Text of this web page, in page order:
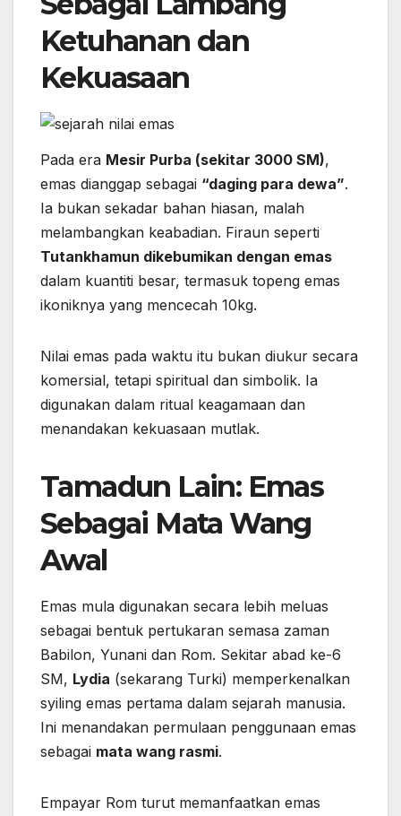
Ketuhanan dan
Kekuasaan
Pada era Mesir Purba (sekitar 3000 SM),
emas dianggap sebagai “daging para dewa”.
Ia bukan sekadar bahan hiasan, malah
melambangkan keabadian. Firaun seperti
Tutankhamun dikebumikan dengan emas
dalam kuantiti besar, termasuk topeng emas
ikoniknya yang mencecah 10kg.
Nilai emas pada waktu itu bukan diukur secara
komersial, tetapi spiritual dan simbolik. Ia
digunakan dalam ritual keagamaan dan
menandakan kekuasaan mutlak.
Tamadun Lain: Emas
Sebagai Mata Wang
Awal
Emas mula digunakan secara lebih meluas
sebagai bentuk pertukaran semasa zaman
Babilon, Yunani dan Rom. Sekitar abad ke-6
SM, Lydia (sekarang Turki) memperkenalkan
syiling emas pertama dalam sejarah manusia.
Ini menandakan permulaan penggunaan emas
sebagai mata wang rasmi.
Empayar Rom turut memanfaatkan emas